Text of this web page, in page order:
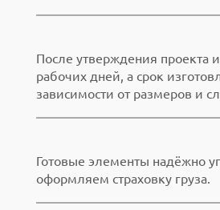
После утверждения проекта
рабочих дней, а срок
зависимости от размеров и
Готовые элементы надёжно
оформляем страховку груза.